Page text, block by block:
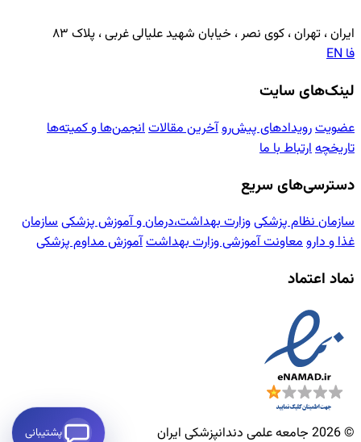
ایران ، تهران ، کوی نصر ، خیابان شهید علیالی غربی ، پلاک ۸۳
فاEN
لینک‌های سایت
عضویترویدادهای پیش‌روآخرین مقالاتانجمن‌ها و کمیته‌ها
تاریخچهارتباط با ما
دسترسی‌های سریع
سازمان نظام پزشکیوزارت بهداشت،درمان و آموزش پزشکیسازمان
غذا و دارومعاونت آموزشی وزارت بهداشتآموزش مداوم پزشکی
نماد اعتماد
© 2026 جامعه علمی دندانپزشکی ایران پشتیبانی